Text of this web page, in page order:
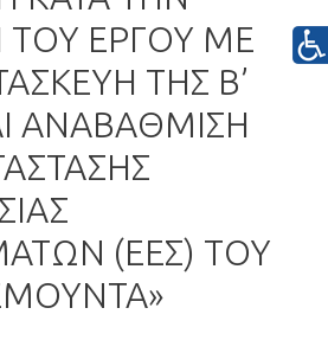
ΤΟΥ ΕΡΓΟΥ ΜΕ
ΤΗΣ Β’
ΑΝΑΒΑΘΜΙΣΗ
(ΕΕΣ) ΤΟΥ